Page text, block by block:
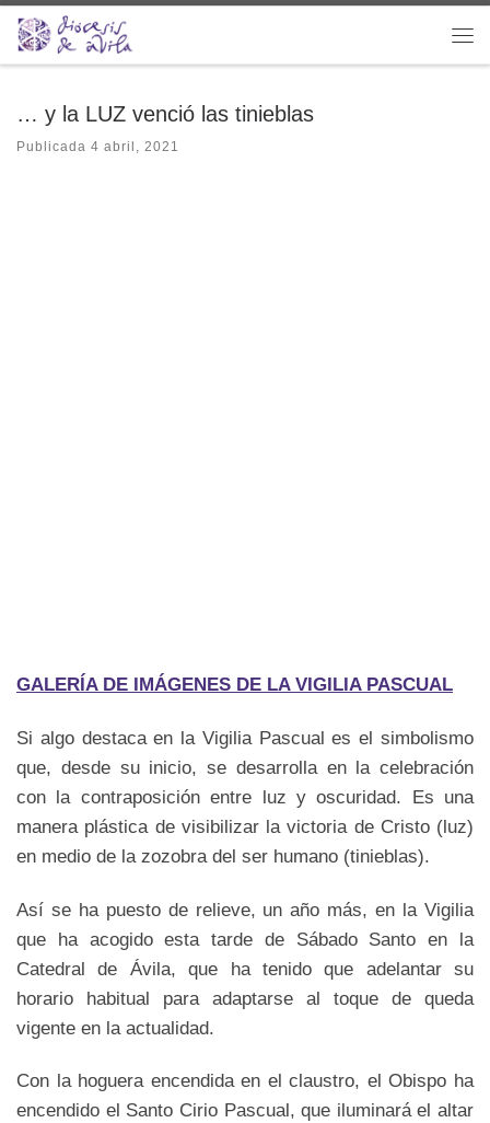
Saltar al contenido
… y la LUZ venció las tinieblas
Publicada 4 abril, 2021
GALERÍA DE IMÁGENES DE LA VIGILIA PASCUAL
Si algo destaca en la Vigilia Pascual es el simbolismo
que, desde su inicio, se desarrolla en la celebración
con la contraposición entre luz y oscuridad. Es una
manera plástica de visibilizar la victoria de Cristo (luz)
en medio de la zozobra del ser humano (tinieblas).
Así se ha puesto de relieve, un año más, en la Vigilia
que ha acogido esta tarde de Sábado Santo en la
Catedral de Ávila, que ha tenido que adelantar su
horario habitual para adaptarse al toque de queda
vigente en la actualidad.
Con la hoguera encendida en el claustro, el Obispo ha
encendido el Santo Cirio Pascual, que iluminará el altar